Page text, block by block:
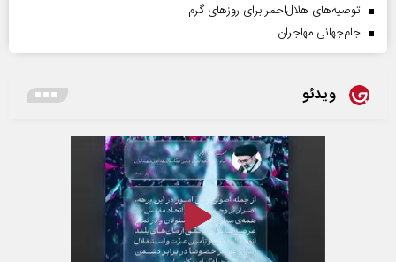
توصیه‌های هلال‌احمر برای روز‌های گرم
جام‌جهانی مهاجران
ویدئو